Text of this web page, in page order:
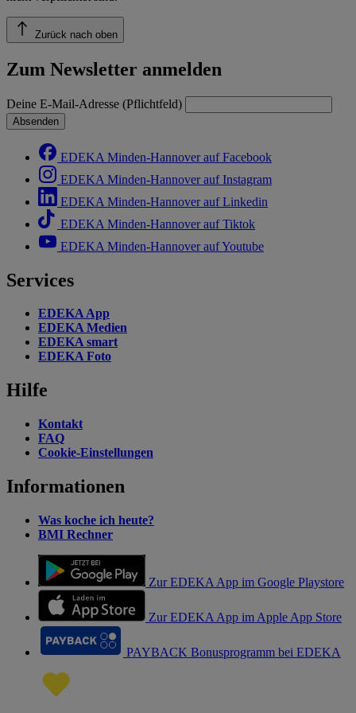
Zurück nach oben
Zum Newsletter anmelden
Deine E-Mail-Adresse (Pflichtfeld)
Absenden
EDEKA Minden-Hannover auf Facebook
EDEKA Minden-Hannover auf Instagram
EDEKA Minden-Hannover auf Linkedin
EDEKA Minden-Hannover auf Tiktok
EDEKA Minden-Hannover auf Youtube
Services
EDEKA App
EDEKA Medien
EDEKA smart
EDEKA Foto
Hilfe
Kontakt
FAQ
Cookie-Einstellungen
Informationen
Was koche ich heute?
BMI Rechner
Zur EDEKA App im Google Playstore
Zur EDEKA App im Apple App Store
PAYBACK Bonusprogramm bei EDEKA